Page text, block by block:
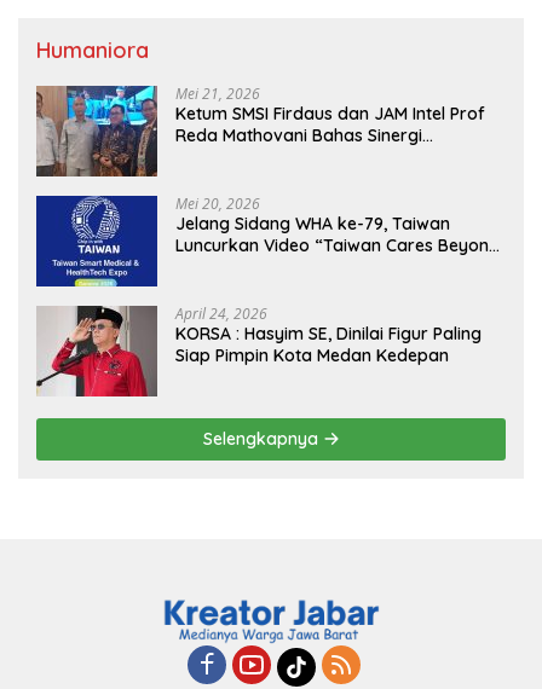
Humaniora
Mei 21, 2026
Ketum SMSI Firdaus dan JAM Intel Prof
Reda Mathovani Bahas Sinergi
MBG, Perkuat Pengawasan Program
Pemerintah
Mei 20, 2026
Jelang Sidang WHA ke-79, Taiwan
Luncurkan Video “Taiwan Cares Beyond
April 24, 2026
KORSA : Hasyim SE, Dinilai Figur Paling
Siap Pimpin Kota Medan Kedepan
Selengkapnya